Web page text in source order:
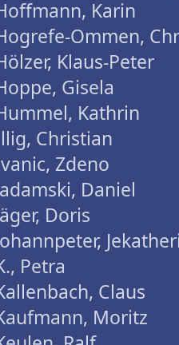
Karin
Ommen,
Klaus-Peter
Gisela
Kathrin
Christian
Zdeno
Daniel
Doris
Petra
Claus
Moritz